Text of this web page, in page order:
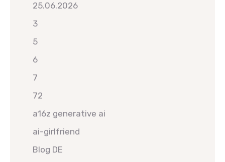
25.06.2026
3
5
6
7
72
a16z generative ai
ai-girlfriend
Blog DE